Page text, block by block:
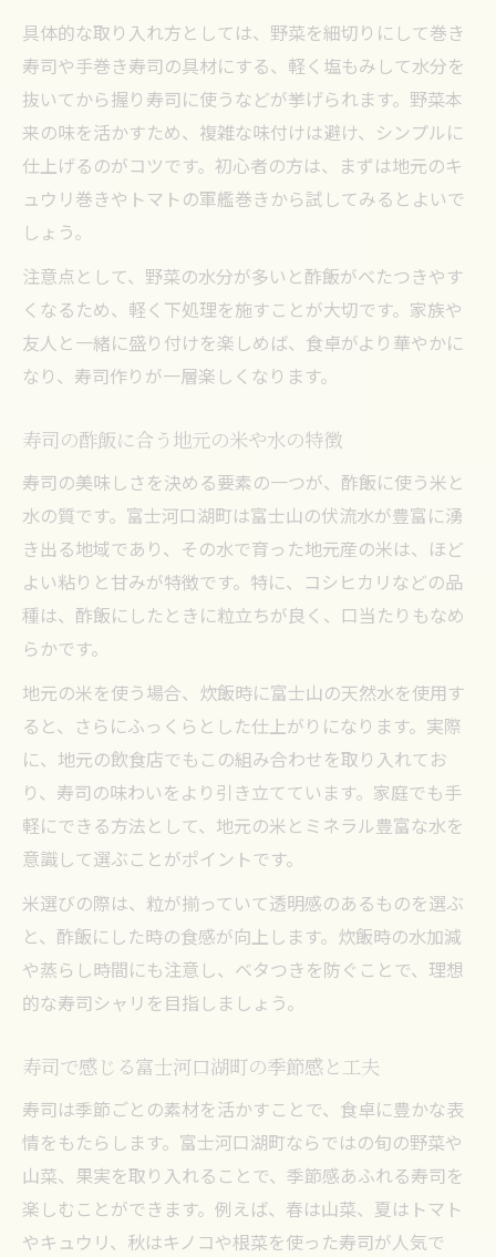
具体的な取り入れ方としては、野菜を細切りにして巻き
寿司や手巻き寿司の具材にする、軽く塩もみして水分を
抜いてから握り寿司に使うなどが挙げられます。野菜本
来の味を活かすため、複雑な味付けは避け、シンプルに
仕上げるのがコツです。初心者の方は、まずは地元のキ
ュウリ巻きやトマトの軍艦巻きから試してみるとよいで
しょう。
注意点として、野菜の水分が多いと酢飯がべたつきやす
くなるため、軽く下処理を施すことが大切です。家族や
友人と一緒に盛り付けを楽しめば、食卓がより華やかに
なり、寿司作りが一層楽しくなります。
寿司の酢飯に合う地元の米や水の特徴
寿司の美味しさを決める要素の一つが、酢飯に使う米と
水の質です。富士河口湖町は富士山の伏流水が豊富に湧
き出る地域であり、その水で育った地元産の米は、ほど
よい粘りと甘みが特徴です。特に、コシヒカリなどの品
種は、酢飯にしたときに粒立ちが良く、口当たりもなめ
らかです。
地元の米を使う場合、炊飯時に富士山の天然水を使用す
ると、さらにふっくらとした仕上がりになります。実際
に、地元の飲食店でもこの組み合わせを取り入れてお
り、寿司の味わいをより引き立てています。家庭でも手
軽にできる方法として、地元の米とミネラル豊富な水を
意識して選ぶことがポイントです。
米選びの際は、粒が揃っていて透明感のあるものを選ぶ
と、酢飯にした時の食感が向上します。炊飯時の水加減
や蒸らし時間にも注意し、ベタつきを防ぐことで、理想
的な寿司シャリを目指しましょう。
寿司で感じる富士河口湖町の季節感と工夫
寿司は季節ごとの素材を活かすことで、食卓に豊かな表
情をもたらします。富士河口湖町ならではの旬の野菜や
山菜、果実を取り入れることで、季節感あふれる寿司を
楽しむことができます。例えば、春は山菜、夏はトマト
やキュウリ、秋はキノコや根菜を使った寿司が人気で